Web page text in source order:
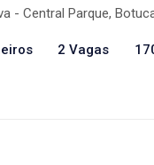
- Central Parque,
2 Vagas